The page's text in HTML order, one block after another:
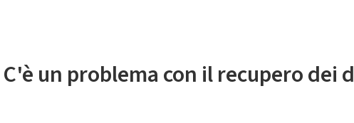
C'è un problema con il recupero dei